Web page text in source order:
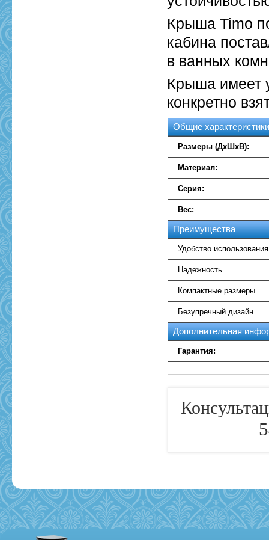
Крыша Timo
кабина
в ванных
Крыша имеет
конкретно
Общие
Размеры (ДхШхВ):
Материал:
Серия:
Вес:
Преимущества
Удобство
Надежность.
Компактные размеры.
Безупречный дизайн.
Дополнительная
Гарантия: